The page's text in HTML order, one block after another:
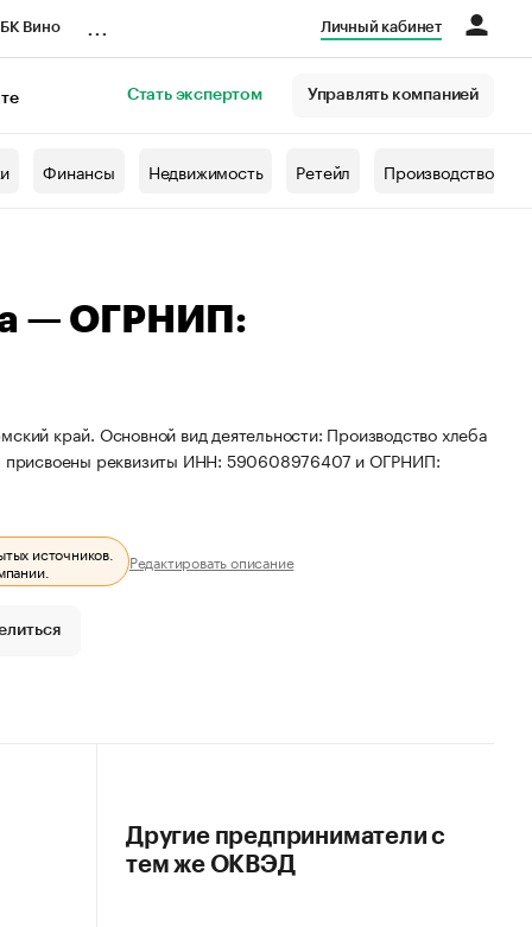
Вино Личный кабинет
Стать экспертом Управлять компанией
Финансы Недвижимость Ретейл Производство
— ОГРНИП:
край. Основной вид деятельности: Производство хлеба
присвоены реквизиты ИНН: 590608976407 и ОГРНИП:
источников.
Редактировать описание
Другие предприниматели с
тем же ОКВЭД